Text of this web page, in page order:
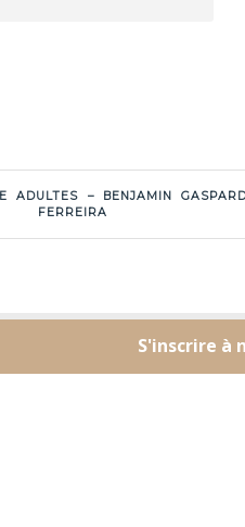
ADULTES – BENJAMIN
FERREIRA
FAQ